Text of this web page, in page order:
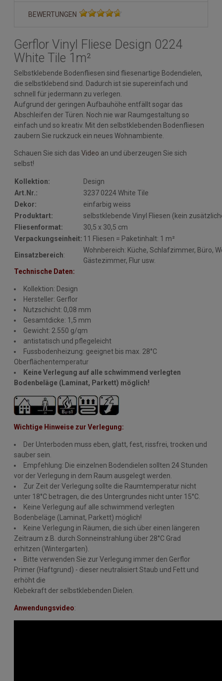
BEWERTUNGEN
Gerflor Vinyl Fliese Design 0224
White Tile 1m²
Selbstklebende Bodenfliesen sind fliesenartige Bodendielen,
die selbstklebend sind. Dadurch ist sie supereinfach und
schnell für jedermann zu verlegen.
Aufgrund der geringen Aufbauhöhe entfällt sogar das
Abschleifen der Türen. Noch nie war Raumgestaltung so
einfach und so kreativ. Mit den selbstklebenden Bodenfliesen
zaubern Sie ruckzuck ein neues Wohnambiente.
Schauen Sie sich das Video an und überzeugen Sie sich
selbst!
Kollektion:
Design
Art.Nr.:
3237 0224 White Tile
Dekor:
einfarbig weiss
Produktart:
selbstklebende Vinyl Fliesen (kein
Fliesenformat:
30,5 x 30,5 cm
Verpackungseinheit: 11 Fliesen = Paketinhalt: 1 m²
Einsatzbereich:
Wohnbereich: Küche, Schlafzimmer, Büro,
Gästezimmer, Flur usw.
Technische Daten:
Kollektion: Design
Hersteller: Gerflor
Nutzschicht: 0,08 mm
Gesamtdicke: 1,5 mm
Gewicht: 2.550 g/qm
antistatisch und pflegeleicht
Fussbodenheizung: geeignet bis max. 28°C
Oberflächentemperatur
Keine Verlegung auf alle schwimmend verlegten
Bodenbeläge (Laminat, Parkett) möglich!
Wichtige Hinweise zur Verlegung:
Der Unterboden muss eben, glatt, fest, rissfrei, trocken und
sauber sein.
Empfehlung: Die einzelnen Bodendielen sollten 24 Stunden
vor der Verlegung in dem Raum ausgelegt werden.
Zur Zeit der Verlegung sollte die Raumtemperatur nicht
unter 18°C betragen, die des Untergrundes nicht unter 15°C.
Keine Verlegung auf alle schwimmend verlegten
Bodenbeläge (Laminat, Parkett) möglich!
Keine Verlegung in Räumen, die sich über einen längeren
Zeitraum z.B. durch Sonneinstrahlung über 28°C Grad
erhitzen (Wintergarten).
Bitte verwenden Sie zur Verlegung immer den Gerflor
Primer (Haftgrund) - dieser neutralisiert Staub und Fett und
erhöht die
Klebekraft der selbstklebenden Dielen.
Anwendungsvideo: